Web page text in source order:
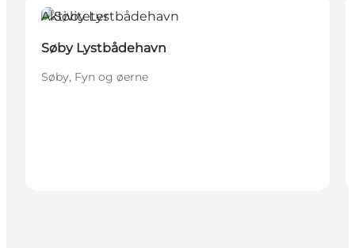
Aktiviteter
Søby Lystbådehavn
Søby, Fyn og øerne